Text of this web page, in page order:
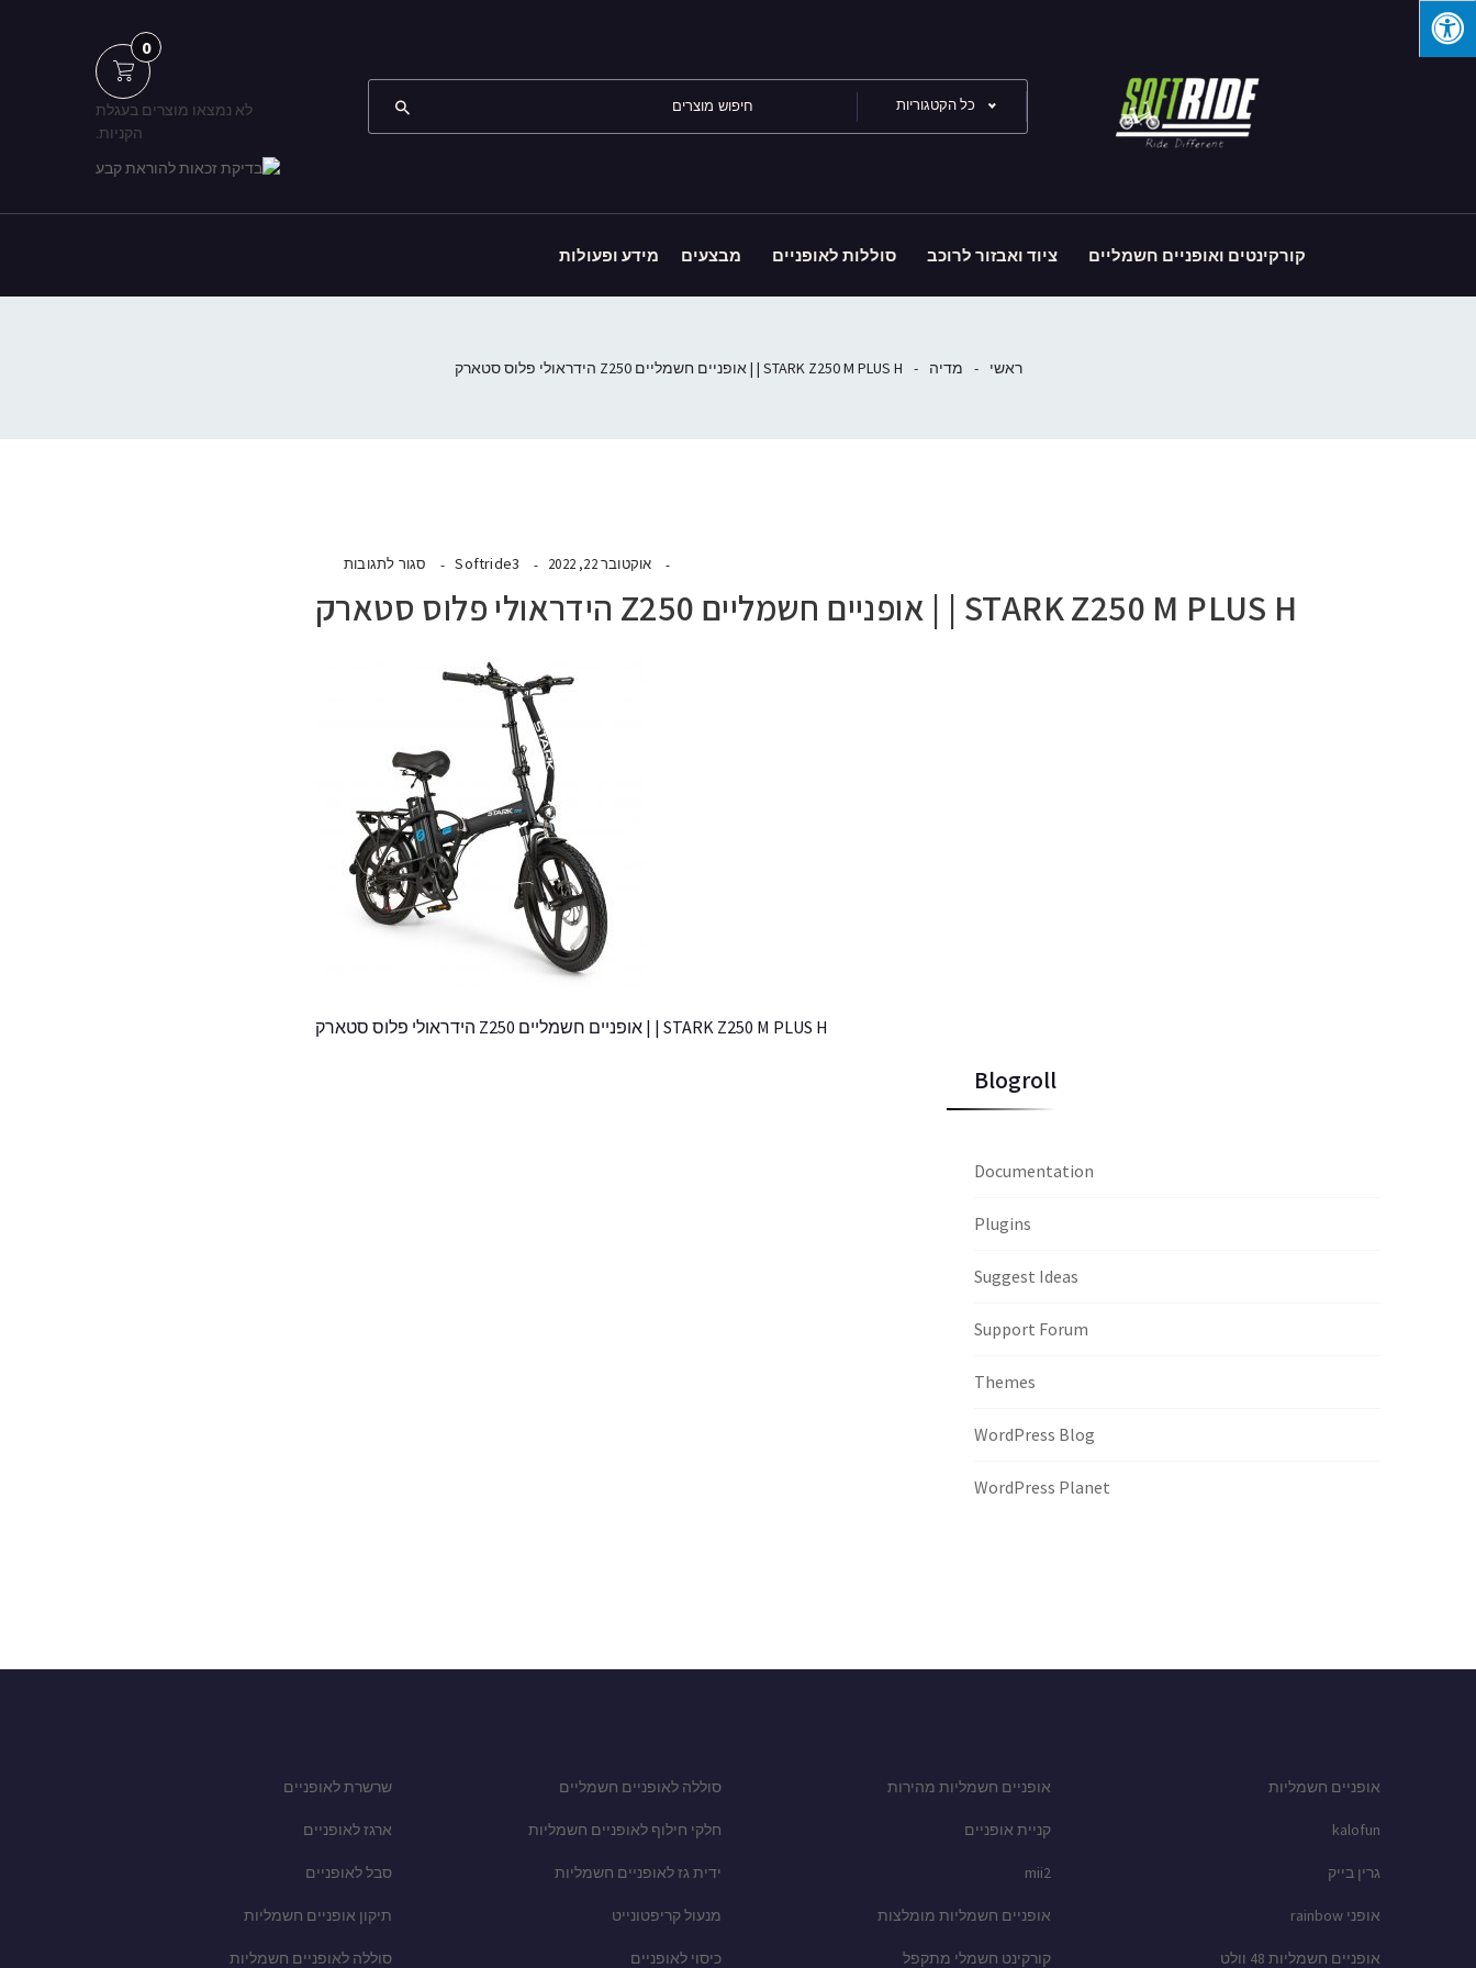
כל הקטגוריות
0
לא נמצאו מוצרים בעגלת
הקניות.
קורקינטים ואופניים חשמליים ציוד ואבזור לרוכב סוללות לאופניים מבצעים מידע ופעולות
ראשי - מדיה - STARK Z250 M PLUS H | | אופניים חשמליים Z250 הידראולי פלוס סטארק
אוקטובר 22, 2022 Softride3 סגור לתגובות
STARK Z250 M PLUS H | | אופניים חשמליים Z250 הידראולי פלוס סטארק
STARK Z250 M PLUS H | | אופניים חשמליים Z250 הידראולי פלוס סטארק
Blogroll
Documentation
Plugins
Suggest Ideas
Support Forum
Themes
WordPress Blog
WordPress Planet
אופניים חשמליות
kalofun
גרין בייק
אופני rainbow
אופניים חשמליות 48 וולט
אופניים חשמליות מהירות
קניית אופניים
mii2
אופניים חשמליות מומלצות
קורקינט חשמלי מתקפל
סוללה לאופניים חשמליים
חלקי חילוף לאופניים חשמליות
ידית גז לאופניים חשמליות
מנעול קריפטונייט
כיסוי לאופניים
שרשרת לאופניים
ארגז לאופניים
סבל לאופניים
תיקון אופניים חשמליות
סוללה לאופניים חשמליות